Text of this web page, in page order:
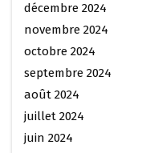
décembre 2024
novembre 2024
octobre 2024
septembre 2024
août 2024
juillet 2024
juin 2024